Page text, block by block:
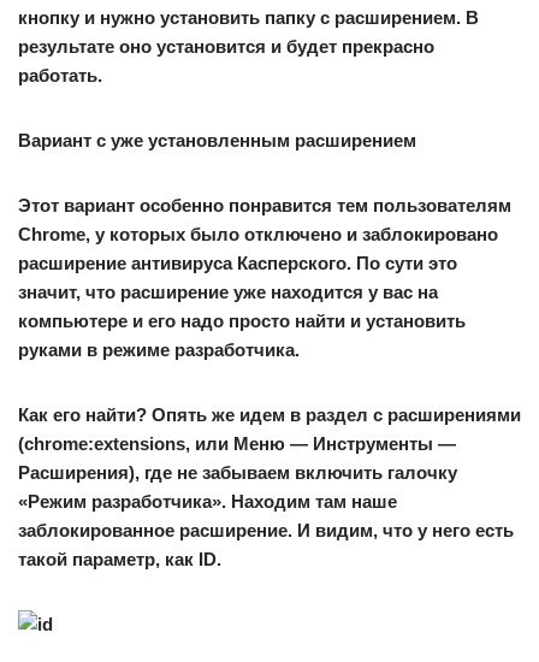
кнопку и нужно установить папку с расширением. В
результате оно установится и будет прекрасно
работать.
Вариант с уже установленным расширением
Этот вариант особенно понравится тем пользователям
Chrome, у которых было отключено и заблокировано
расширение антивируса Касперского. По сути это
значит, что расширение уже находится у вас на
компьютере и его надо просто найти и установить
руками в режиме разработчика.
Как его найти? Опять же идем в раздел с расширениями
(chrome:extensions, или Меню — Инструменты —
Расширения), где не забываем включить галочку
«Режим разработчика». Находим там наше
заблокированное расширение. И видим, что у него есть
такой параметр, как ID.